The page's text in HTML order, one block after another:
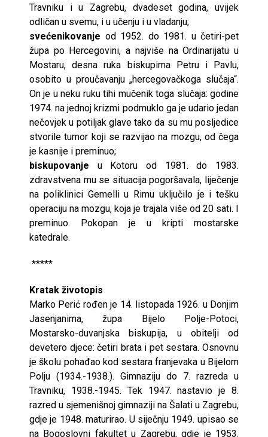
Travniku i u Zagrebu, dvadeset godina, uvijek
odličan u svemu, i u učenju i u vladanju;
svećenikovanje od 1952. do 1981. u četiri-pet
župa po Hercegovini, a najviše na Ordinarijatu u
Mostaru, desna ruka biskupima Petru i Pavlu,
osobito u proučavanju „hercegovačkoga slučaja“.
On je u neku ruku tihi mučenik toga slučaja: godine
1974. na jednoj krizmi podmuklo ga je udario jedan
nečovjek u potiljak glave tako da su mu posljedice
stvorile tumor koji se razvijao na mozgu, od čega
je kasnije i preminuo;
biskupovanje u Kotoru od 1981. do 1983.
zdravstvena mu se situacija pogoršavala, liječenje
na poliklinici Gemelli u Rimu uključilo je i tešku
operaciju na mozgu, koja je trajala više od 20 sati. I
preminuo. Pokopan je u kripti mostarske
katedrale.
*****
Kratak životopis
Marko Perić rođen je 14. listopada 1926. u Donjim
Jasenjanima, župa Bijelo Polje-Potoci,
Mostarsko-duvanjska biskupija, u obitelji od
devetero djece: četiri brata i pet sestara. Osnovnu
je školu pohađao kod sestara franjevaka u Bijelom
Polju (1934.-1938.). Gimnaziju do 7. razreda u
Travniku, 1938.-1945. Tek 1947. nastavio je 8.
razred u sjemenišnoj gimnaziji na Šalati u Zagrebu,
gdje je 1948. maturirao. U siječnju 1949. upisao se
na Bogoslovni fakultet u Zagrebu, gdje je 1953.